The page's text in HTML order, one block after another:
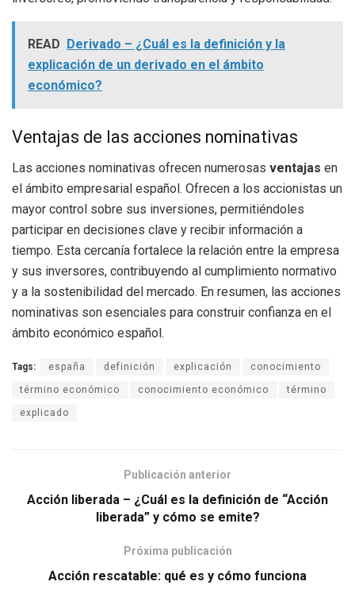
READ Derivado – ¿Cuál es la definición y la
explicación de un derivado en el ámbito
económico?
Ventajas de las acciones nominativas
Las acciones nominativas ofrecen numerosas ventajas en
el ámbito empresarial español. Ofrecen a los accionistas un
mayor control sobre sus inversiones, permitiéndoles
participar en decisiones clave y recibir información a
tiempo. Esta cercanía fortalece la relación entre la empresa
y sus inversores, contribuyendo al cumplimiento normativo
y a la sostenibilidad del mercado. En resumen, las acciones
nominativas son esenciales para construir confianza en el
ámbito económico español.
Tags: españa definición explicación conocimiento
término económico conocimiento económico término
explicado
Publicación anterior
Acción liberada – ¿Cuál es la definición de “Acción
liberada” y cómo se emite?
Próxima publicación
Acción rescatable: qué es y cómo funciona